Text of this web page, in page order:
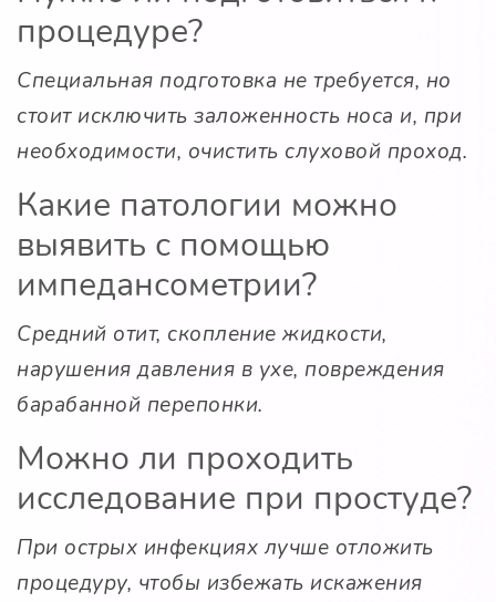
процедуре?
Специальная подготовка не требуется, но
стоит исключить заложенность носа и, при
необходимости, очистить слуховой проход.
Какие патологии можно
выявить с помощью
импедансометрии?
Средний отит, скопление жидкости,
нарушения давления в ухе, повреждения
барабанной перепонки.
Можно ли проходить
исследование при простуде?
При острых инфекциях лучше отложить
процедуру, чтобы избежать искажения